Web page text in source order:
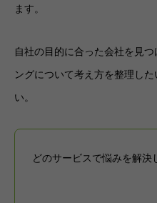
ます。
自社の目的に合った会社を見
ングについて考え方を整理し
い。
どのサービスで悩みを解決